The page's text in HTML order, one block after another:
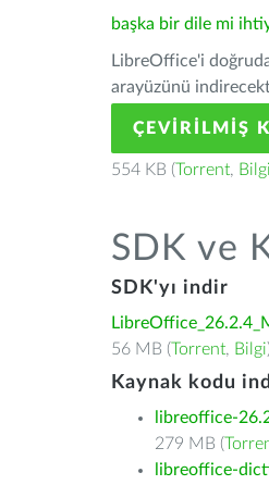
başka bir dile mi
LibreOffice'i
arayüzünü
ÇEVIRILMIŞ
554 KB (Torrent, Bilgi
SDK ve
SDK'yı indir
56 MB (Torrent, Bilgi
Kaynak kodu
libreoffice-
279 MB (
libreoffice-